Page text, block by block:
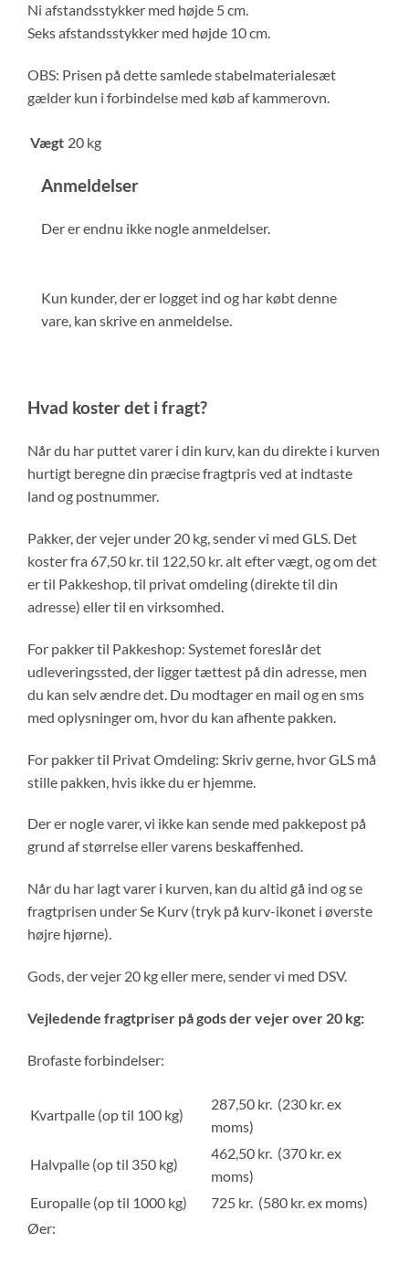
Ni afstandsstykker med højde 5 cm.
Seks afstandsstykker med højde 10 cm.
OBS: Prisen på dette samlede stabelmaterialesæt
gælder kun i forbindelse med køb af kammerovn.
Vægt 20 kg
Anmeldelser
Der er endnu ikke nogle anmeldelser.
Kun kunder, der er logget ind og har købt denne
vare, kan skrive en anmeldelse.
Hvad koster det i fragt?
Når du har puttet varer i din kurv, kan du direkte i kurven
hurtigt beregne din præcise fragtpris ved at indtaste
land og postnummer.
Pakker, der vejer under 20 kg, sender vi med GLS. Det
koster fra 67,50 kr. til 122,50 kr. alt efter vægt, og om det
er til Pakkeshop, til privat omdeling (direkte til din
adresse) eller til en virksomhed.
For pakker til Pakkeshop: Systemet foreslår det
udleveringssted, der ligger tættest på din adresse, men
du kan selv ændre det. Du modtager en mail og en sms
med oplysninger om, hvor du kan afhente pakken.
For pakker til Privat Omdeling: Skriv gerne, hvor GLS må
stille pakken, hvis ikke du er hjemme.
Der er nogle varer, vi ikke kan sende med pakkepost på
grund af størrelse eller varens beskaffenhed.
Når du har lagt varer i kurven, kan du altid gå ind og se
fragtprisen under Se Kurv (tryk på kurv-ikonet i øverste
højre hjørne).
Gods, der vejer 20 kg eller mere, sender vi med DSV.
Vejledende fragtpriser på gods der vejer over 20 kg:
Brofaste forbindelser:
Kvartpalle (op til 100 kg)
287,50 kr. (230 kr. ex
moms)
Halvpalle (op til 350 kg)
462,50 kr. (370 kr. ex
moms)
Europalle (op til 1000 kg)
725 kr. (580 kr. ex moms)
Øer: